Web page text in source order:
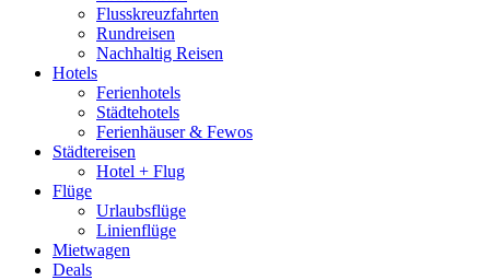
Flusskreuzfahrten
Rundreisen
Nachhaltig Reisen
Hotels
Ferienhotels
Städtehotels
Ferienhäuser & Fewos
Städtereisen
Hotel + Flug
Flüge
Urlaubsflüge
Linienflüge
Mietwagen
Deals